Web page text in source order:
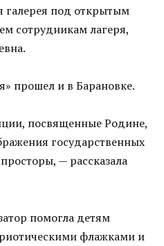
галерея под открытым
сотрудникам лагеря,
прошел и в Барановке.
посвященные Родине,
государственных
— рассказала
помогла детям
флажками и